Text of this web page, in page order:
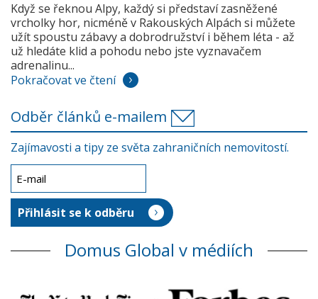
Když se řeknou Alpy, každý si představí zasněžené
vrcholky hor, nicméně v Rakouských Alpách si můžete
užít spoustu zábavy a dobrodružství i během léta - až
už hledáte klid a pohodu nebo jste vyznavačem
adrenalinu...
Pokračovat ve čtení
Odběr článků e-mailem
Zajímavosti a tipy ze světa zahraničních nemovitostí.
Domus Global v médiích